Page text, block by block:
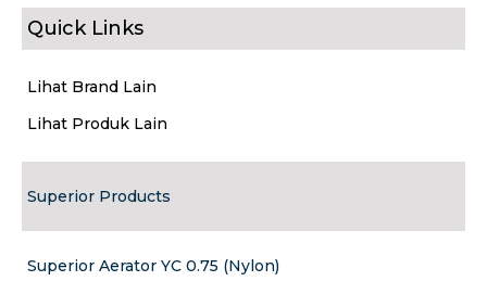
Quick Links
Lihat Brand Lain
Lihat Produk Lain
Superior Products
Superior Aerator YC 0.75 (Nylon)